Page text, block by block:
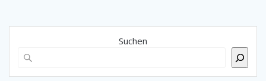
Suchen